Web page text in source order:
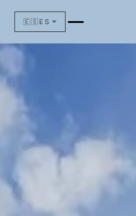
🇪🇸 ES